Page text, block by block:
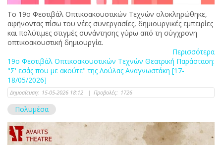
Το 19ο Φεστιβάλ Οπτικοακουστικών Τεχνών ολοκληρώθηκε,
αφήνοντας πίσω του νέες συνεργασίες, δημιουργικές εμπειρίες
και πολύτιμες στιγμές συνάντησης γύρω από τη σύγχρονη
οπτικοακουστική δημιουργία.
Περισσότερα
19ο Φεστιβάλ Οπτικοακουστικών Τεχνών Θεατρική Παράσταση:
"Σ' εσάς που με ακούτε" της Λούλας Αναγνωστάκη [17-
18/05/2026]
Δημοσίευση: 15-05-2026 18:12 | Προβολές: 1726
Πολυμέσα